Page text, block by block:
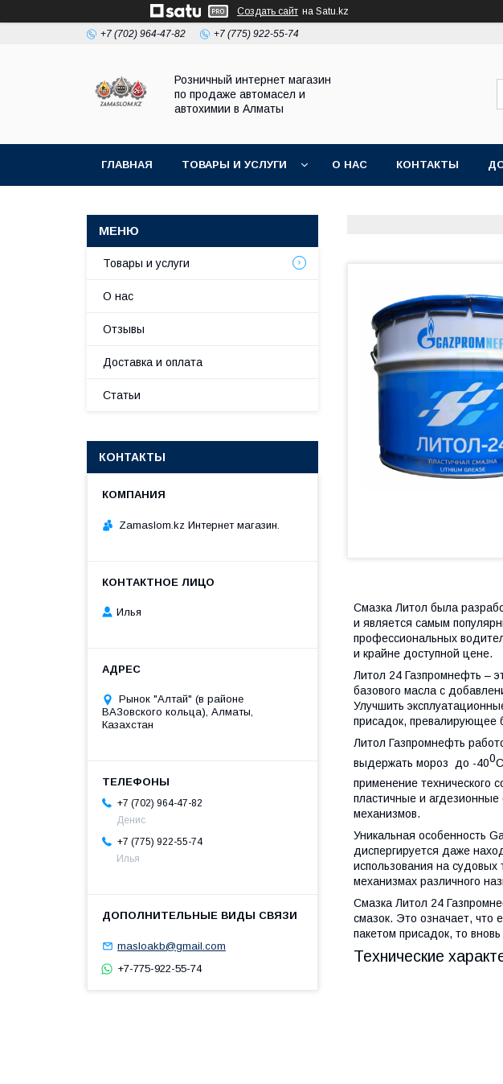
Создать сайт на Satu.kz
+7 (702) 964-47-82 +7 (775) 922-55-74
Розничный интернет магазин
по продаже автомасел и
автохимии в Алматы
ГЛАВНАЯ ТОВАРЫ И УСЛУГИ О НАС КОНТАКТЫ
Смазка Литол была
и является самым
профессиональных
и крайне доступной цене.
Литол 24 Газпромнефть –
базового масла с
Улучшить
присадок, превалирующее
Литол Газпромнефть
выдержать мороз до -400
применение технического
пластичные и
механизмов.
Уникальная особенность
диспергируется даже
использования на
механизмах различного
Смазка Литол 24
смазок. Это означает, что
пакетом присадок, то
Технические
Товары и услуги
О нас
Отзывы
Доставка и оплата
Статьи
КОНТАКТЫ
Zamaslom.kz Интернет магазин.
Илья
Рынок "Алтай" (в районе
ВАЗовского кольца), Алматы,
Казахстан
+7 (702) 964-47-82
Денис
+7 (775) 922-55-74
Илья
masloakb@gmail.com
+7-775-922-55-74